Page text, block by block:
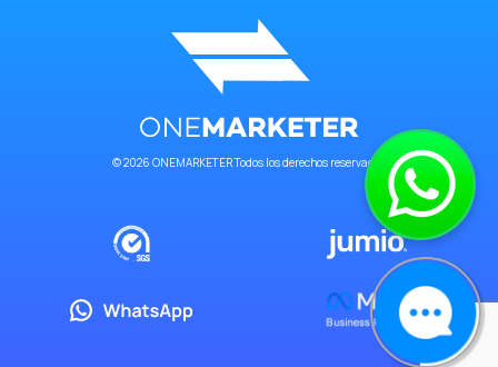
© 2026 ONEMARKETER Todos los derechos reservados